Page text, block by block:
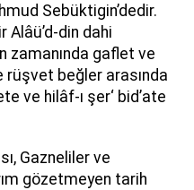
Sebüktigin’dedir.
Alâü’d-din dahi
zamanında gaflet ve
rüşvet beğler arasında
ve hilâf-ı şer‘ bid’ate
Gazneliler ve
gözetmeyen tarih